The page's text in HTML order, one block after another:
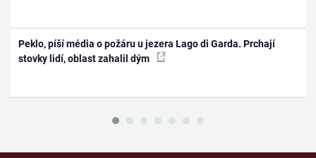
Peklo, píší média o požáru u jezera Lago di Garda. Prchají
stovky lidí, oblast zahalil dým